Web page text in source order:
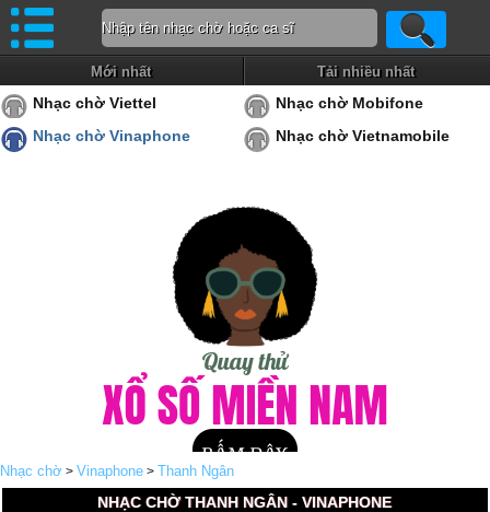
Mới nhất Tải nhiều nhất
Nhạc chờ Viettel
Nhạc chờ Mobifone
Nhạc chờ Vinaphone
Nhạc chờ Vietnamobile
Nhạc chờ > Vinaphone > Thanh Ngân
NHẠC CHỜ THANH NGÂN - VINAPHONE